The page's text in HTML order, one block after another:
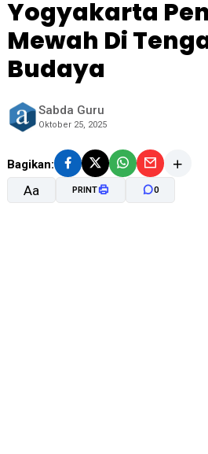
Yogyakarta
Mewah Di
Budaya
Sabda Guru
Oktober 25, 2025
Bagikan:
Aa PRINT 0